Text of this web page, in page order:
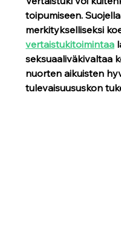
toipumiseen.
merkitykselliseksi
vertaistukitoimintaa
seksuaaliväkivaltaa
nuorten aikuisten
tulevaisuususkon